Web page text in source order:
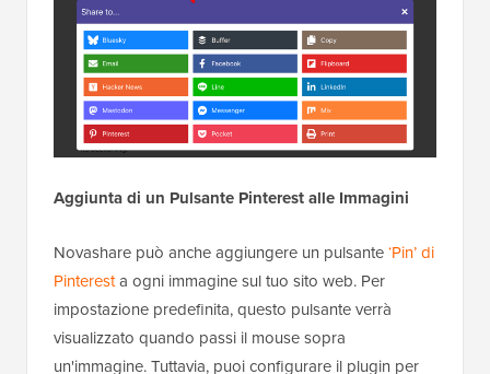
Aggiunta di un Pulsante Pinterest alle Immagini
Novashare può anche aggiungere un pulsante‘Pin’ di
Pinterest a ogni immagine sul tuo sito web. Per
impostazione predefinita, questo pulsante verrà
visualizzato quando passi il mouse sopra
un'immagine. Tuttavia, puoi configurare il plugin per